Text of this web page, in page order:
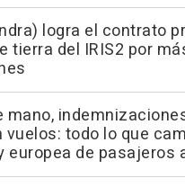
logra el contrato
tierra del IRIS2 por
mano,
vuelos: todo lo que
europea de pasajeros